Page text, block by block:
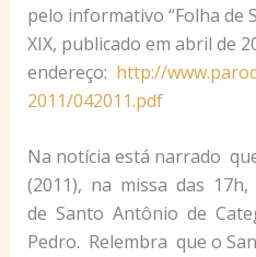
pelo informativo “Folha de
XIX, publicado em abril de
endereço: http://
2011/042011.pdf
Na notícia está narrado
(2011), na missa das
de Santo Antônio de
Pedro. Relembra que o